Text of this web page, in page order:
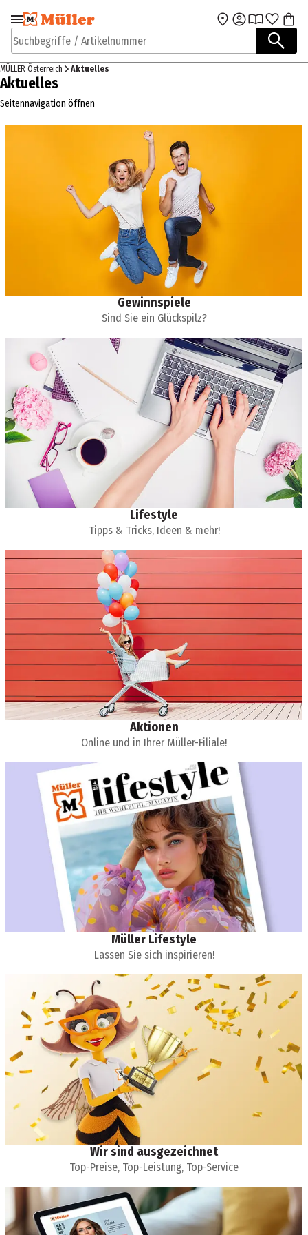
Zur Navigation
springen
Zum Hauptinhalt
Suchbegriffe / Artikelnummer
MÜLLER Österreich Aktuelles
Aktuelles
Seitennavigation öffnen
Gewinnspiele
Sind Sie ein Glückspilz?
Lifestyle
Tipps & Tricks, Ideen & mehr!
Aktionen
Online und in Ihrer Müller-Filiale!
Müller Lifestyle
Lassen Sie sich inspirieren!
Wir sind ausgezeichnet
Top-Preise, Top-Leistung, Top-Service